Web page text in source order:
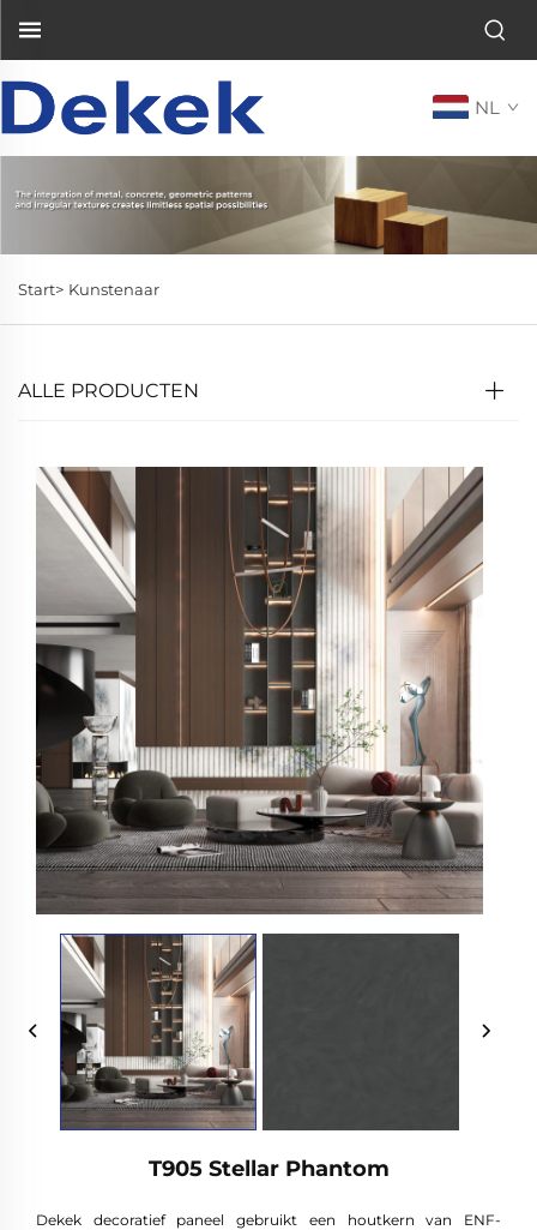
NL
Start> Kunstenaar
ALLE PRODUCTEN
T905 Stellar Phantom
Dekek decoratief paneel gebruikt een houtkern van ENF-